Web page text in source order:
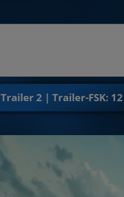
Trailer 2 | Trailer-FSK: 12